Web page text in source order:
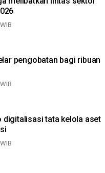
pengobatan bagi ribuan
digitalisasi tata kelola aset